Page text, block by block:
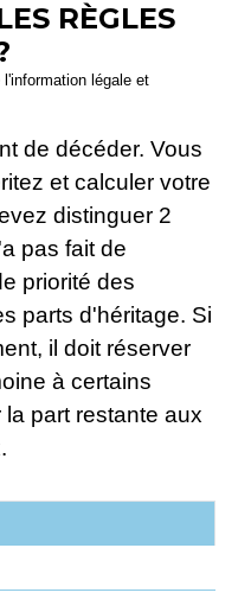
RÈGLES
légale et
de décéder. Vous
et calculer votre
distinguer 2
pas fait de
priorité des
parts d'héritage. Si
il doit réserver
à certains
la part restante aux